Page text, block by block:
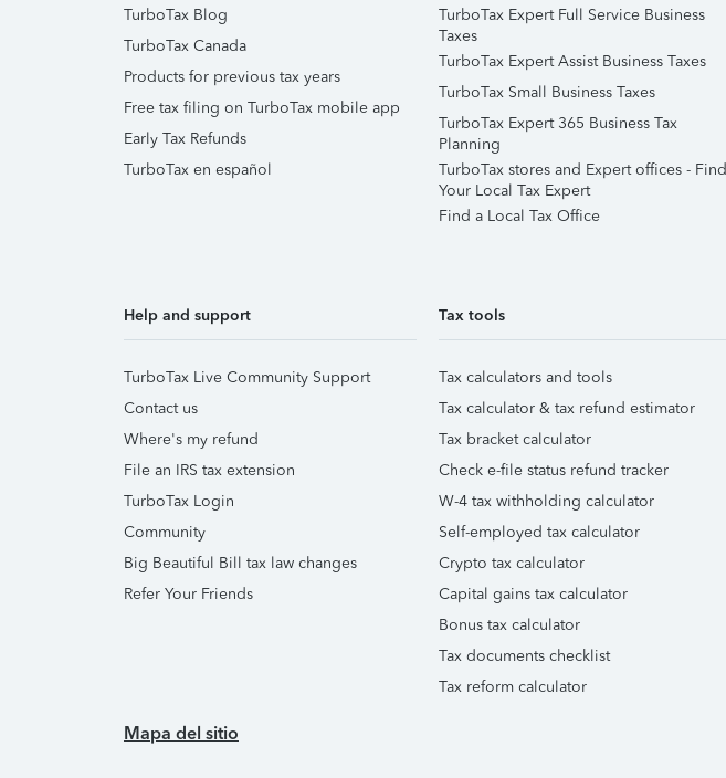
TurboTax Blog
TurboTax Canada
Products for previous tax years
Free tax filing on TurboTax mobile app
Early Tax Refunds
TurboTax en español
TurboTax Expert Full Service Business
Taxes
TurboTax Expert Assist Business Taxes
TurboTax Small Business Taxes
TurboTax Expert 365 Business Tax
Planning
TurboTax stores and Expert offices - Find
Your Local Tax Expert
Find a Local Tax Office
Help and support
TurboTax Live Community Support
Contact us
Where's my refund
File an IRS tax extension
TurboTax Login
Community
Big Beautiful Bill tax law changes
Refer Your Friends
Tax tools
Tax calculators and tools
Tax calculator & tax refund estimator
Tax bracket calculator
Check e-file status refund tracker
W-4 tax withholding calculator
Self-employed tax calculator
Crypto tax calculator
Capital gains tax calculator
Bonus tax calculator
Tax documents checklist
Tax reform calculator
Mapa del sitio